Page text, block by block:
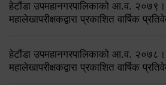
हेटौंडा उपमहानगरपालिकाको आ.व.
महालेखापरीक्षकद्वारा प्रकाशित वार्षिक
हेटौंडा उपमहानगरपालिकाको आ.व.
महालेखापरीक्षकद्वारा प्रकाशित वार्षिक